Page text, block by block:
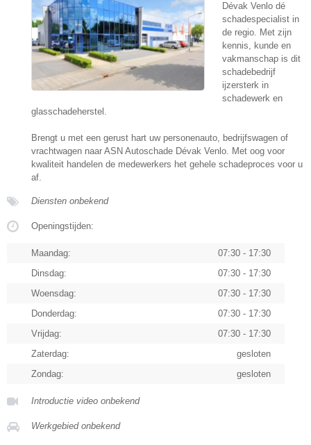
Dévak Venlo dé
schadespecialist in
de regio. Met zijn
kennis, kunde en
vakmanschap is dit
schadebedrijf
ijzersterk in
schadewerk en
glasschadeherstel.
Brengt u met een gerust hart uw personenauto, bedrijfswagen of
vrachtwagen naar ASN Autoschade Dévak Venlo. Met oog voor
kwaliteit handelen de medewerkers het gehele schadeproces voor u
af.
Diensten onbekend
Openingstijden:
Maandag:
07:30 - 17:30
Dinsdag:
07:30 - 17:30
Woensdag:
07:30 - 17:30
Donderdag:
07:30 - 17:30
Vrijdag:
07:30 - 17:30
Zaterdag:
gesloten
Zondag:
gesloten
Introductie video onbekend
Werkgebied onbekend